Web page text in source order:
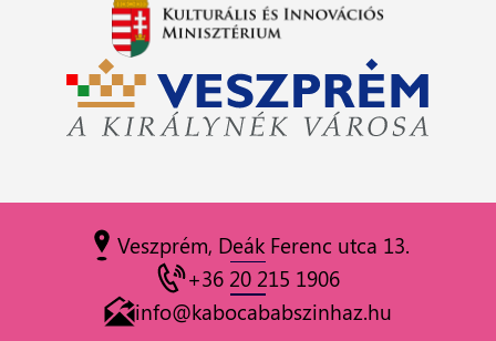
Veszprém, Deák Ferenc utca 13.
+36 20 215 1906
info@kabocababszinhaz.hu